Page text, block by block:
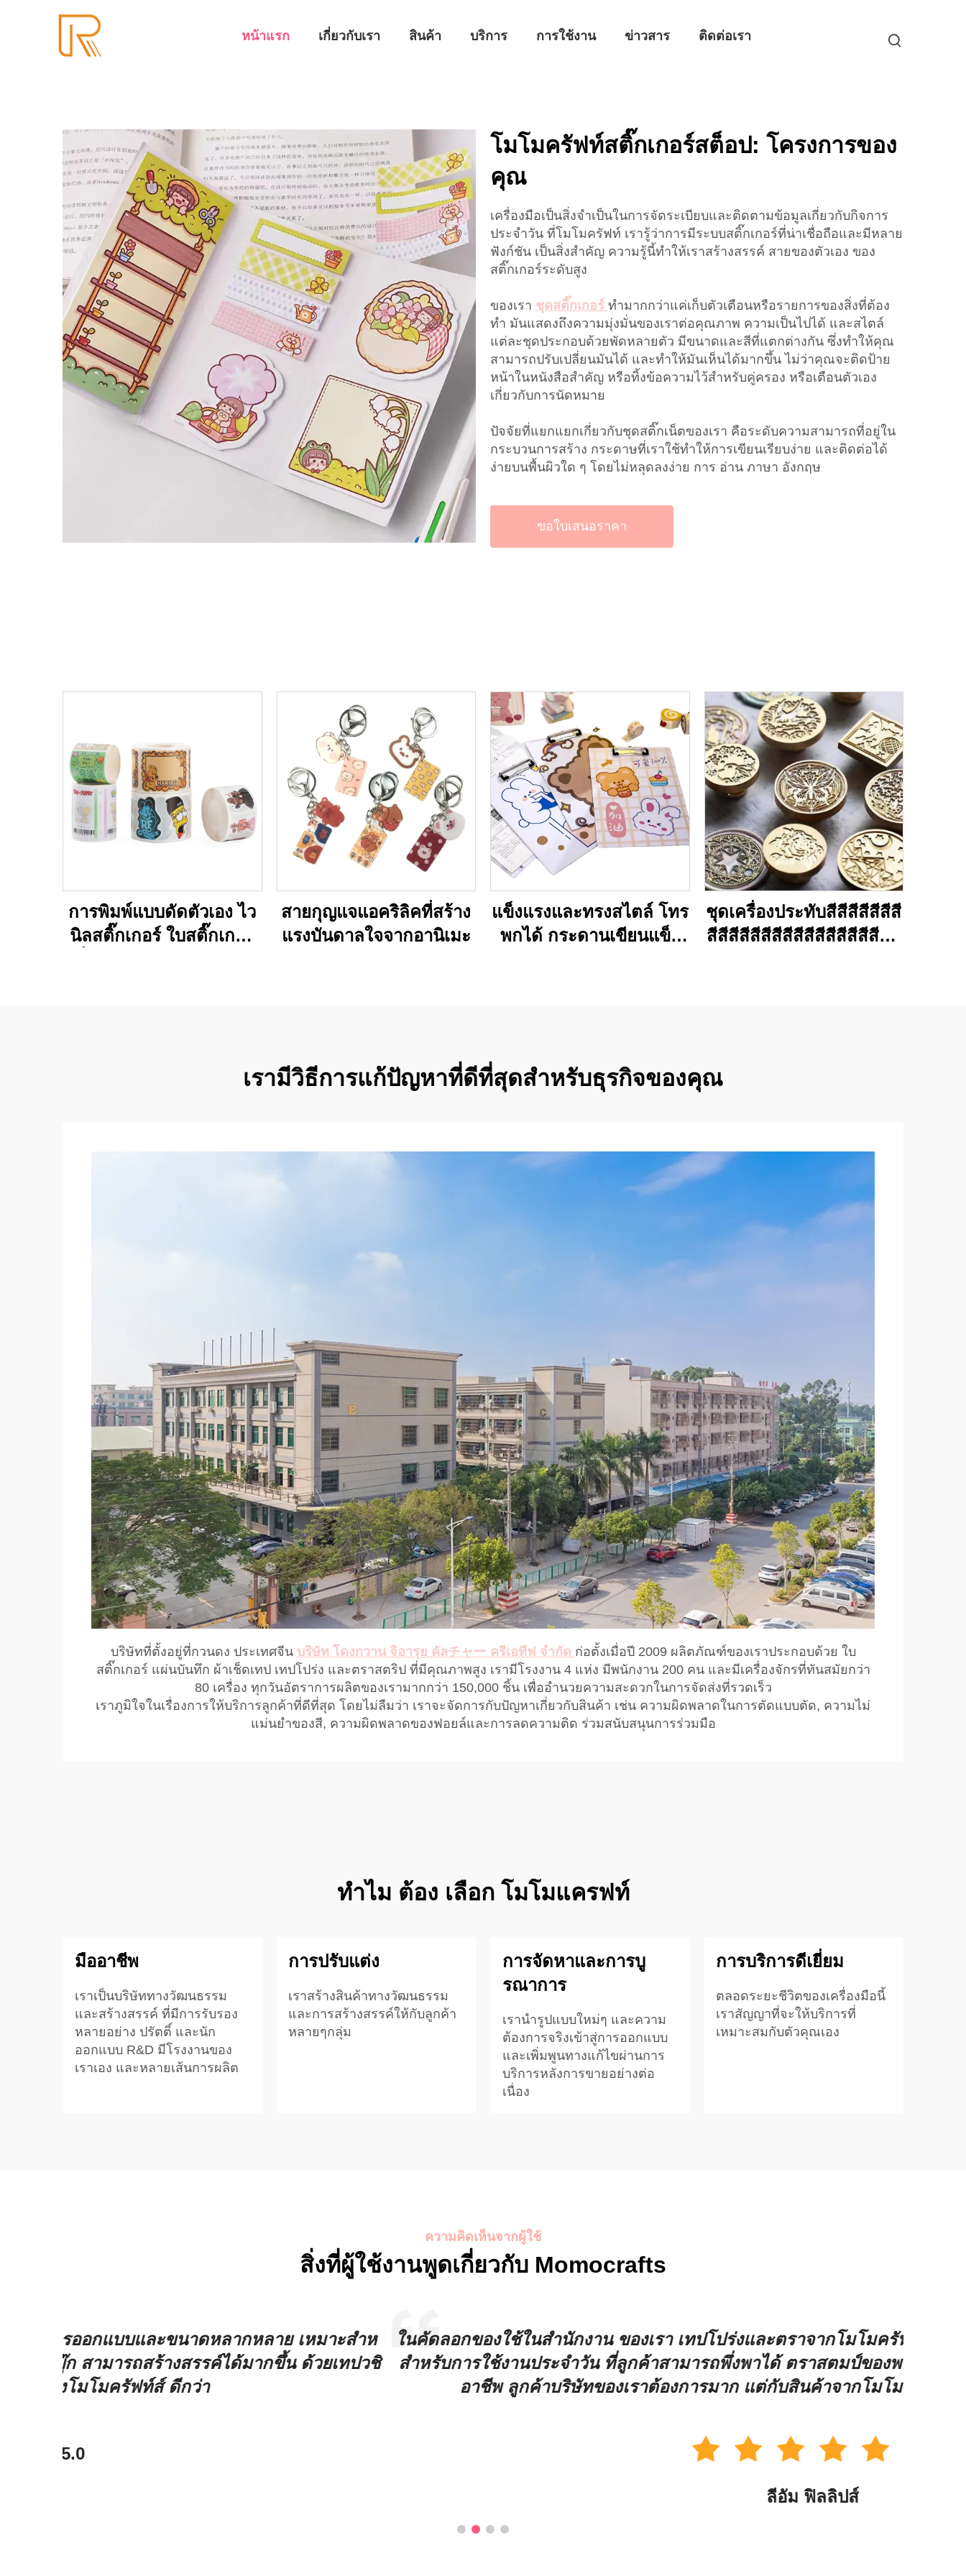
หน้าแรก เกี่ยวกับเรา สินค้า บริการ การใช้งาน ข่าวสาร ติดต่อเรา
โมโมครัฟท์สติ๊กเกอร์สต็อป: โครงการของ
คุณ
เครื่องมือเป็นสิ่งจําเป็นในการจัดระเบียบและติดตามข้อมูลเกี่ยวกับกิจการ
ประจําวัน ที่โมโมครัฟท์ เรารู้ว่าการมีระบบสติ๊กเกอร์ที่น่าเชื่อถือและมีหลาย
ฟังก์ชัน เป็นสิ่งสําคัญ ความรู้นี้ทําให้เราสร้างสรรค์ สายของตัวเอง ของ
สติ๊กเกอร์ระดับสูง
ของเรา ชุดสติ๊กเกอร์ ทํามากกว่าแค่เก็บตัวเตือนหรือรายการของสิ่งที่ต้อง
ทํา มันแสดงถึงความมุ่งมั่นของเราต่อคุณภาพ ความเป็นไปได้ และสไตล์
แต่ละชุดประกอบด้วยพัดหลายตัว มีขนาดและสีที่แตกต่างกัน ซึ่งทําให้คุณ
สามารถปรับเปลี่ยนมันได้ และทําให้มันเห็นได้มากขึ้น ไม่ว่าคุณจะติดป้าย
หน้าในหนังสือสําคัญ หรือทิ้งข้อความไว้สําหรับคู่ครอง หรือเตือนตัวเอง
เกี่ยวกับการนัดหมาย
ปัจจัยที่แยกแยกเกี่ยวกับชุดสติ๊กเน็ตของเรา คือระดับความสามารถที่อยู่ใน
กระบวนการสร้าง กระดาษที่เราใช้ทําให้การเขียนเรียบง่าย และติดต่อได้
ง่ายบนพื้นผิวใด ๆ โดยไม่หลุดลงง่าย การ อ่าน ภาษา อังกฤษ
ขอใบเสนอราคา
การพิมพ์แบบดัดตัวเอง ไว
นิลสติ๊กเกอร์ ใบสติ๊กเกอร์
สายกุญแจแอคริลิคที่สร้าง
แรงบันดาลใจจากอานิเมะ
แข็งแรงและทรงสไตล์ โทร
พกได้ กระดานเขียนแข็ง
โรงเรียน
ชุดเครื่องประทับสีสีสีสีสีสีสี
สีสีสีสีสีสีสีสีสีสีสีสีสีสีสีสีสีสี
เรามีวิธีการแก้ปัญหาที่ดีที่สุดสำหรับธุรกิจของคุณ
บริษัทที่ตั้งอยู่ที่กวนดง ประเทศจีน บริษัท โดงกวาน จิอารุย คัลチャー ครีเอทีฟ จํากัด ก่อตั้งเมื่อปี 2009 ผลิตภัณฑ์ของเราประกอบด้วย ใบ
สติ๊กเกอร์ แผ่นบันทึก ผ้าเช็ดเทป เทปโปร่ง และตราสตริป ที่มีคุณภาพสูง เรามีโรงงาน 4 แห่ง มีพนักงาน 200 คน และมีเครื่องจักรที่ทันสมัยกว่า
80 เครื่อง ทุกวันอัตราการผลิตของเรามากกว่า 150,000 ชิ้น เพื่ออํานวยความสะดวกในการจัดส่งที่รวดเร็ว
เราภูมิใจในเรื่องการให้บริการลูกค้าที่ดีที่สุด โดยไม่ลืมว่า เราจะจัดการกับปัญหาเกี่ยวกับสินค้า เช่น ความผิดพลาดในการตัดแบบตัด, ความไม่
แม่นยําของสี, ความผิดพลาดของฟอยล์และการลดความติด ร่วมสนับสนุนการร่วมมือ
ทําไม ต้อง เลือก โมโมแครฟท์
มืออาชีพ
เราเป็นบริษัททางวัฒนธรรม
และสร้างสรรค์ ที่มีการรับรอง
หลายอย่าง ปรัตติ์ และนัก
ออกแบบ R&D มีโรงงานของ
เราเอง และหลายเส้นการผลิต
การปรับแต่ง
เราสร้างสินค้าทางวัฒนธรรม
และการสร้างสรรค์ให้กับลูกค้า
หลายๆกลุ่ม
การจัดหาและการบู
รณาการ
เรานํารูปแบบใหม่ๆ และความ
ต้องการจริงเข้าสู่การออกแบบ
และเพิ่มพูนทางแก้ไขผ่านการ
บริการหลังการขายอย่างต่อ
เนื่อง
การบริการดีเยี่ยม
ตลอดระยะชีวิตของเครื่องมือนี้
เราสัญญาที่จะให้บริการที่
เหมาะสมกับตัวคุณเอง
ความคิดเห็นจากผู้ใช้
สิ่งที่ผู้ใช้งานพูดเกี่ยวกับ Momocrafts
ในคัดลอกของใช้ในสํานักงาน ของเรา เทปโปร่งและตราจากโมโมครัฟท์ เป็นของที่ต้องมี พวกเขามีวิธีแก้ไขที่ติดต่อ
สําหรับการใช้งานประจําวัน ที่ลูกค้าสามารถพึ่งพาได้ ตราสตมป์ของพวกเขาทําให้เอกสารและบรรจุของใช้ดูเป็นมือ
อาชีพ ลูกค้าบริษัทของเราต้องการมาก แต่กับสินค้าจากโมโมเครฟท์ส เรามักจะเกินความคาดหวัง